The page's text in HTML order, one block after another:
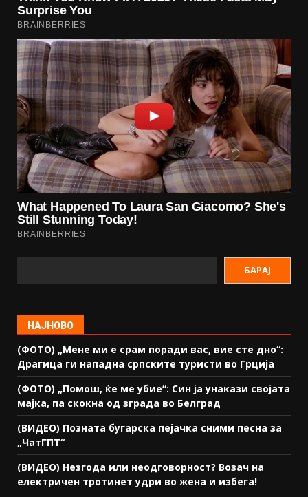
БАРАЈ
НАЈНОВО
(ФОТО) „Мене ми е срам поради вас, вие сте дно“:
Драгица ги нападна српските туристи во Грција
(ФОТО) „Помош, ќе ме убие“: Син ја унакази својата
мајка, па скокна од зграда во Белград
(ВИДЕО) Позната бугарска пејачка сними песна за
„ЧатГПТ“
(ВИДЕО) Незгода или неодговорност? Возач на
електричен тротинет удри во жена и избега!